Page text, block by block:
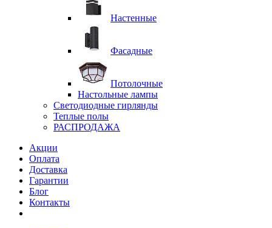
Настенные
Фасадные
Потолочные
Настольные лампы
Светодиодные гирлянды
Теплые полы
РАСПРОДАЖА
Акции
Оплата
Доставка
Гарантии
Блог
Контакты